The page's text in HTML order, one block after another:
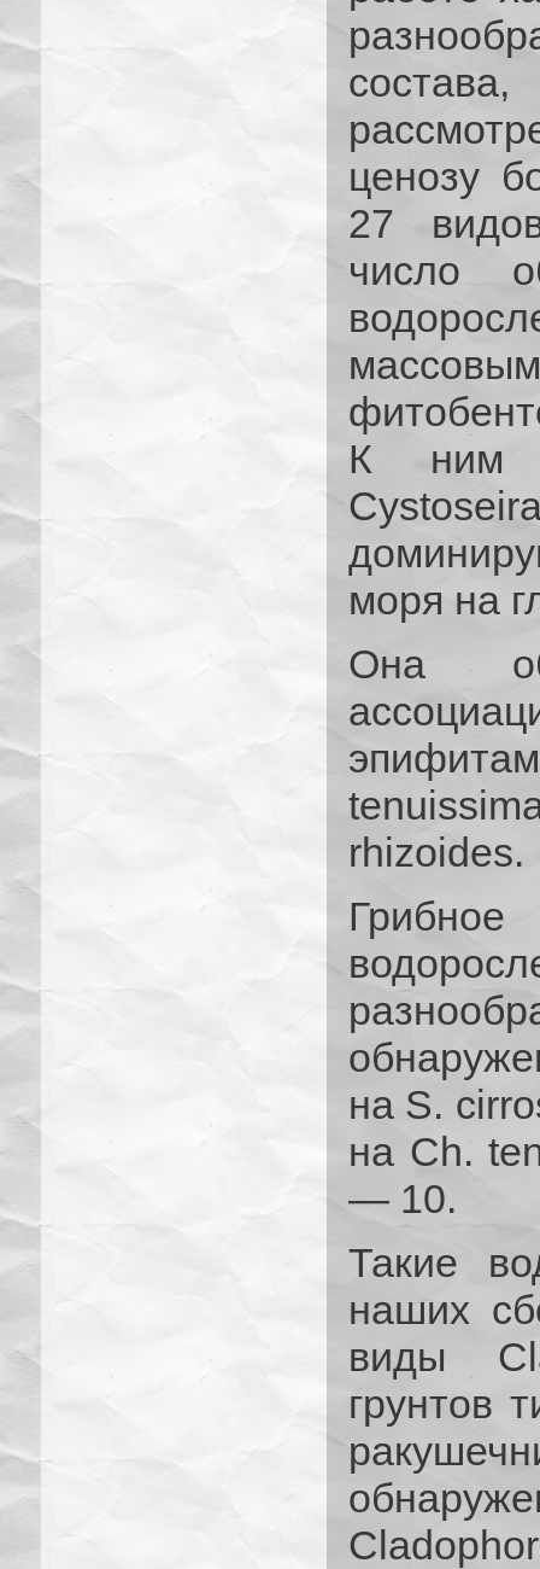
состава,
ценозу
27
число
К ним
моря на
Она
rhizoides.
на S.
на Ch.
— 10.
Такие
наших
виды
грунтов